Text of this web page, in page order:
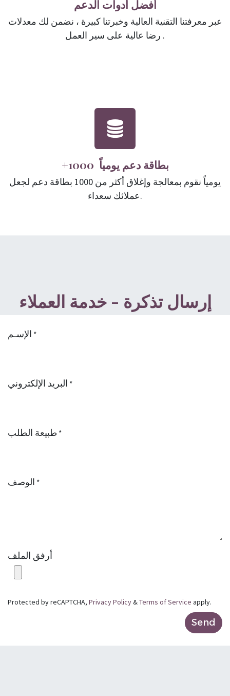
أفضل أدوات الدعم
عبر معرفتنا التقنية العالية وخبرتنا كبيرة ، نضمن لك معدلات
رضا عالية على سير العمل .
+1000 بطاقة دعم يومياً
يومياً نقوم بمعالجة وإغلاق أكثر من 1000 بطاقة دعم لجعل
عملائك سعداء.
إرسال تذكرة - خدمة العملاء
الإسـم *
البريد الإلكتروني *
طبيعة الطلب *
الوصف *
أرفق الملف
Protected by reCAPTCHA, Privacy Policy&Terms of Service apply.
Send